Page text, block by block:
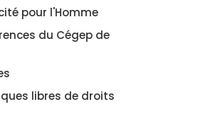
pour l'Homme
du Cégep de
libres de droits